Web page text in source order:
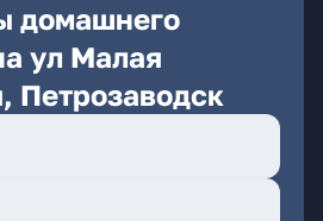
домашнего
ул Малая
Петрозаводск